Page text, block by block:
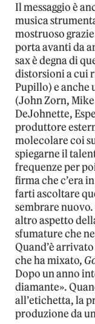
Il messaggio è
musica
mostruoso
porta avanti da
sax è degna di
distorsioni a cui
Pupillo) e anche
(John Zorn,
DeJohnette,
produttore
molecolare coi
spiegarne il
frequenze per
firma che c’era
farti ascoltare
sembrare
altro aspetto
sfumature che
Quand’è
che ha mixato,
Dopo un anno
diamante».
all’etichetta, la
produzione da